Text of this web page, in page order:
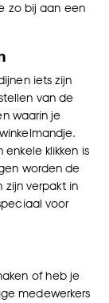
zo bij aan een
iets zijn
van de
waarin je
klikken is
worden de
zijn verpakt in
voor
of heb je
medewerkers